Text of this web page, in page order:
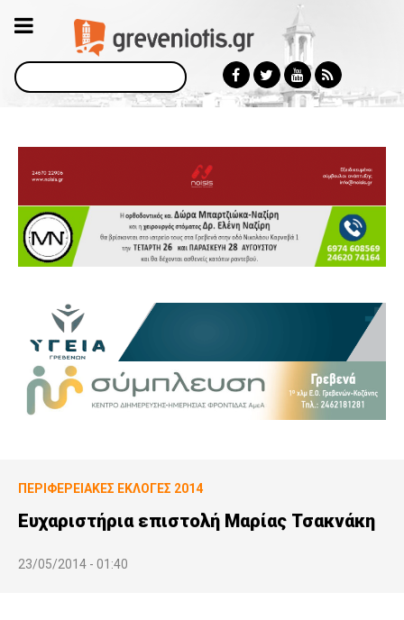
Αναζήτηση
ΠΕΡΙΦΕΡΕΙΑΚΕΣ ΕΚΛΟΓΕΣ 2014
Ευχαριστήρια επιστολή Μαρίας Τσακνάκη
23/05/2014 - 01:40